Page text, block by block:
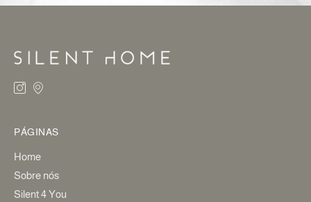
PÁGINAS
Home
Sobre nós
Silent 4 You